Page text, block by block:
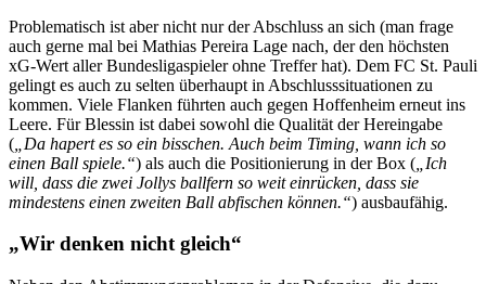
Problematisch ist aber nicht nur der Abschluss an sich (man frage
auch gerne mal bei Mathias Pereira Lage nach, der den höchsten
xG-Wert aller Bundesligaspieler ohne Treffer hat). Dem FC St. Pauli
gelingt es auch zu selten überhaupt in Abschlusssituationen zu
kommen. Viele Flanken führten auch gegen Hoffenheim erneut ins
Leere. Für Blessin ist dabei sowohl die Qualität der Hereingabe
( „Da hapert es so ein bisschen. Auch beim Timing, wann ich so
einen Ball spiele.“) als auch die Positionierung in der Box ( „Ich
will, dass die zwei Jollys ballfern so weit einrücken, dass sie
mindestens einen zweiten Ball abfischen können.“) ausbaufähig.
„Wir denken nicht gleich“